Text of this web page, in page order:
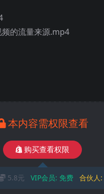
的流量来源.mp4
本内容需权限查看
购买查看权限
5.8元 VIP会员: 免费 合伙人: